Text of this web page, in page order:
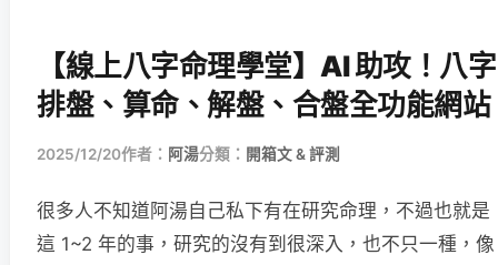
【線上八字命理學堂】AI 助攻！八字
排盤、算命、解盤、合盤全功能網站
2025/12/20作者： 阿湯分類： 開箱文 & 評測
很多人不知道阿湯自己私下有在研究命理，不過也就是
這 1~2 年的事，研究的沒有到很深入，也不只一種，像